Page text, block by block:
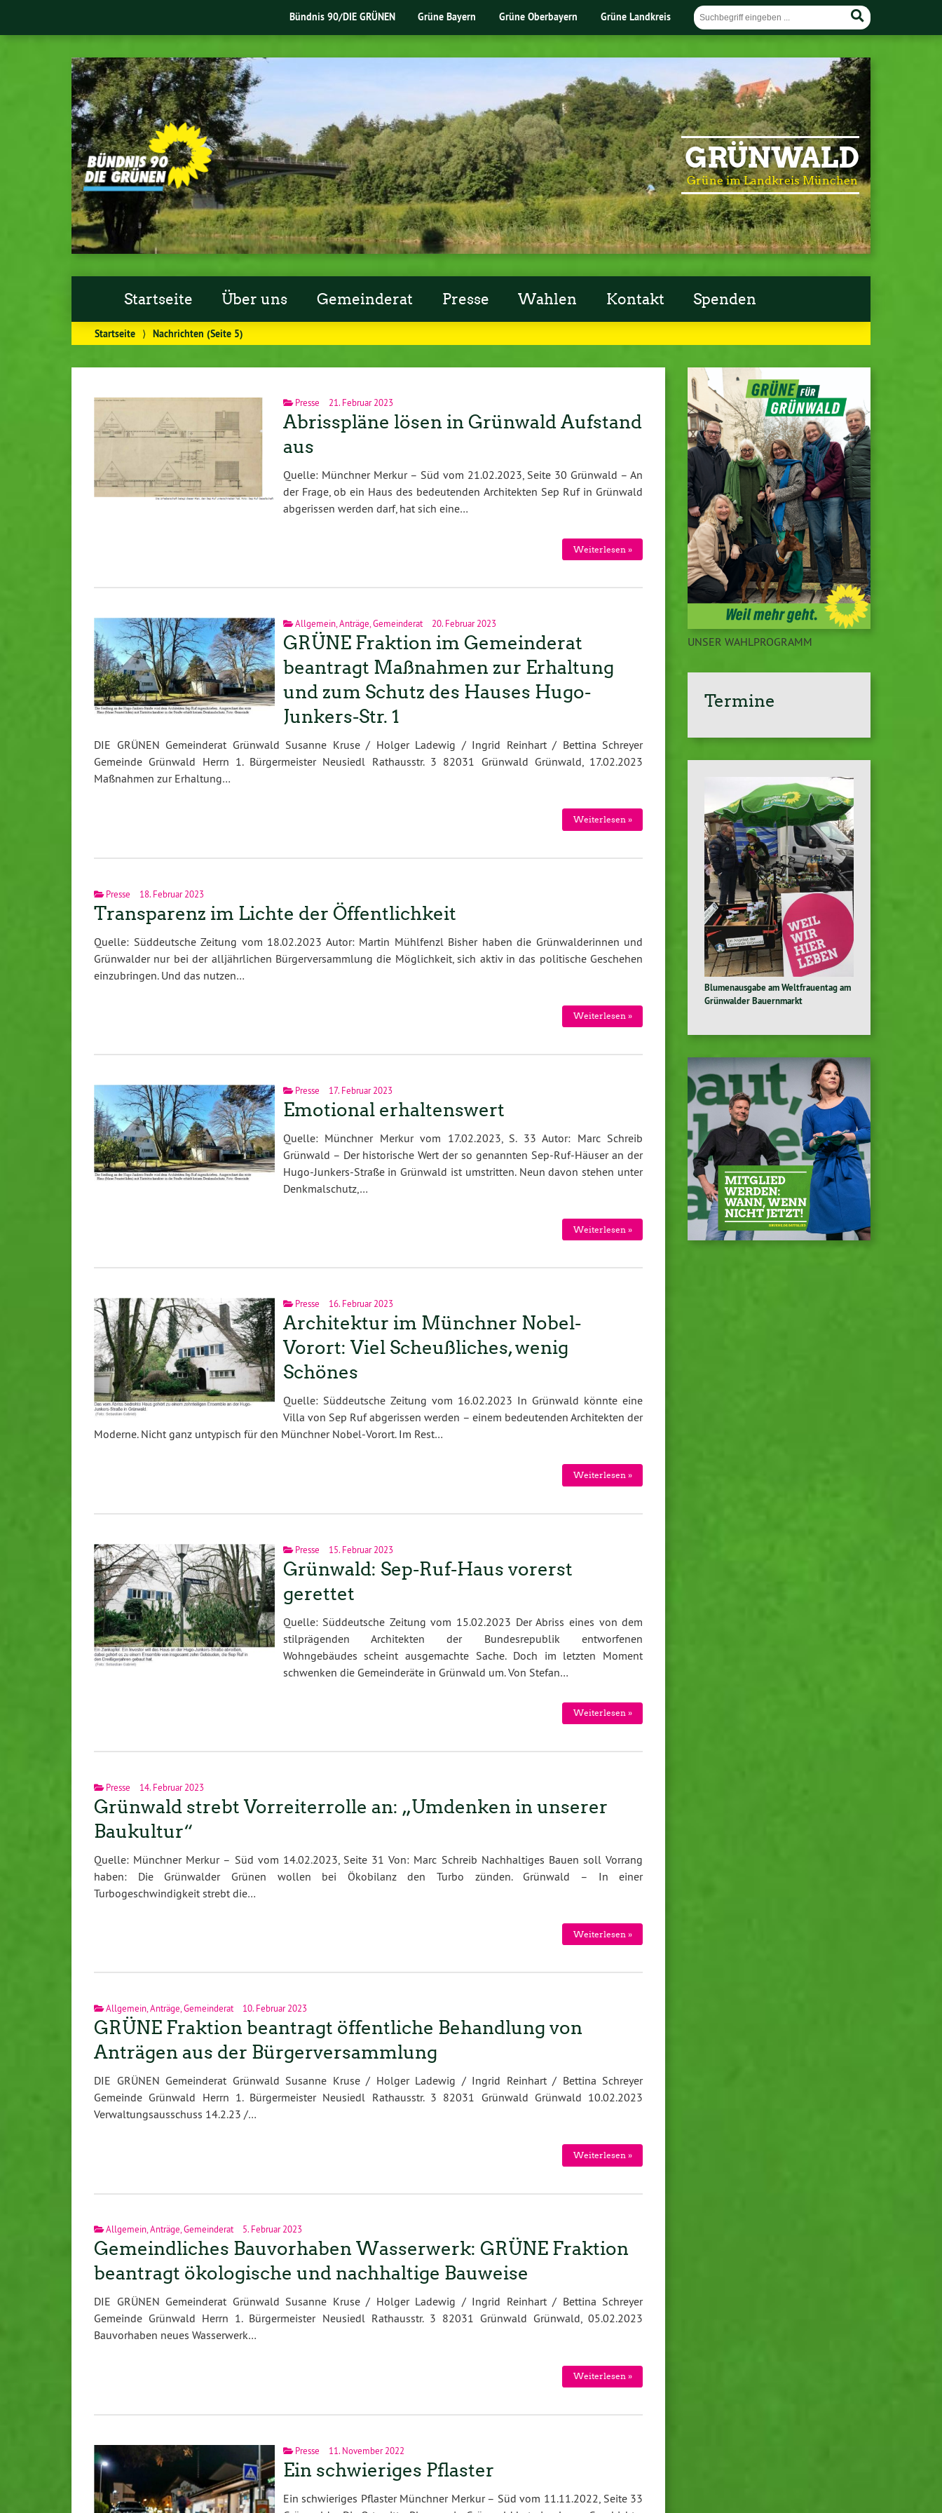
Bündnis 90/DIE GRÜNEN Grüne Bayern Grüne Oberbayern Grüne Landkreis
GRÜNWALD
Grüne im Landkreis München
Startseite Über uns Gemeinderat Presse Wahlen Kontakt Spenden
Startseite ⟩ Nachrichten (Seite 5)
Presse 21. Februar 2023
Abrisspläne lösen in Grünwald Aufstand
aus
Quelle: Münchner Merkur – Süd vom 21.02.2023, Seite 30 Grünwald – An
der Frage, ob ein Haus des bedeutenden Architekten Sep Ruf in Grünwald
abgerissen werden darf, hat sich eine…
Weiterlesen »
Allgemein,Anträge,Gemeinderat 20. Februar 2023
GRÜNE Fraktion im Gemeinderat
beantragt Maßnahmen zur Erhaltung
und zum Schutz des Hauses Hugo-
Junkers-Str. 1
DIE GRÜNEN Gemeinderat Grünwald Susanne Kruse / Holger Ladewig / Ingrid Reinhart / Bettina Schreyer
Gemeinde Grünwald Herrn 1. Bürgermeister Neusiedl Rathausstr. 3 82031 Grünwald Grünwald, 17.02.2023
Maßnahmen zur Erhaltung…
Weiterlesen »
Presse 18. Februar 2023
Transparenz im Lichte der Öffentlichkeit
Quelle: Süddeutsche Zeitung vom 18.02.2023 Autor: Martin Mühlfenzl Bisher haben die Grünwalderinnen und
Grünwalder nur bei der alljährlichen Bürgerversammlung die Möglichkeit, sich aktiv in das politische Geschehen
einzubringen. Und das nutzen…
Weiterlesen »
Presse 17. Februar 2023
Emotional erhaltenswert
Quelle: Münchner Merkur vom 17.02.2023, S. 33 Autor: Marc Schreib
Grünwald – Der historische Wert der so genannten Sep-Ruf-Häuser an der
Hugo-Junkers-Straße in Grünwald ist umstritten. Neun davon stehen unter
Denkmalschutz,…
Weiterlesen »
Presse 16. Februar 2023
Architektur im Münchner Nobel-
Vorort: Viel Scheußliches, wenig
Schönes
Quelle: Süddeutsche Zeitung vom 16.02.2023 In Grünwald könnte eine
Villa von Sep Ruf abgerissen werden – einem bedeutenden Architekten der
Moderne. Nicht ganz untypisch für den Münchner Nobel-Vorort. Im Rest…
Weiterlesen »
Presse 15. Februar 2023
Grünwald: Sep-Ruf-Haus vorerst
gerettet
Quelle: Süddeutsche Zeitung vom 15.02.2023 Der Abriss eines von dem
stilprägenden Architekten der Bundesrepublik entworfenen
Wohngebäudes scheint ausgemachte Sache. Doch im letzten Moment
schwenken die Gemeinderäte in Grünwald um. Von Stefan…
Weiterlesen »
Presse 14. Februar 2023
Grünwald strebt Vorreiterrolle an: „Umdenken in unserer
Baukultur“
Quelle: Münchner Merkur – Süd vom 14.02.2023, Seite 31 Von: Marc Schreib Nachhaltiges Bauen soll Vorrang
haben: Die Grünwalder Grünen wollen bei Ökobilanz den Turbo zünden. Grünwald – In einer
Turbogeschwindigkeit strebt die…
Weiterlesen »
Allgemein Anträge Gemeinderat 10. Februar 2023
GRÜNE Fraktion beantragt öffentliche Behandlung von
Anträgen aus der Bürgerversammlung
DIE GRÜNEN Gemeinderat Grünwald Susanne Kruse / Holger Ladewig / Ingrid Reinhart / Bettina Schreyer
Gemeinde Grünwald Herrn 1. Bürgermeister Neusiedl Rathausstr. 3 82031 Grünwald Grünwald 10.02.2023
Verwaltungsausschuss 14.2.23 /…
Weiterlesen »
Allgemein,Anträge,Gemeinderat 5. Februar 2023
Gemeindliches Bauvorhaben Wasserwerk: GRÜNE Fraktion
beantragt ökologische und nachhaltige Bauweise
DIE GRÜNEN Gemeinderat Grünwald Susanne Kruse / Holger Ladewig / Ingrid Reinhart / Bettina Schreyer
Gemeinde Grünwald Herrn 1. Bürgermeister Neusiedl Rathausstr. 3 82031 Grünwald Grünwald, 05.02.2023
Bauvorhaben neues Wasserwerk…
Weiterlesen »
Presse 11. November 2022
Ein schwieriges Pflaster
Ein schwieriges Pflaster Münchner Merkur – Süd vom 11.11.2022, Seite 33
UNSER WAHLPROGRAMM
Termine
Blumenausgabe am Weltfrauentag am
Grünwalder Bauernmarkt